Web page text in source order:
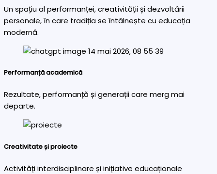
Un spațiu al performanței, creativității și dezvoltării
personale, în care tradiția se întâlnește cu educația
modernă.
Performanță academică
Rezultate, performanță și generații care merg mai
departe.
Creativitate și proiecte
Activități interdisciplinare și inițiative educaționale